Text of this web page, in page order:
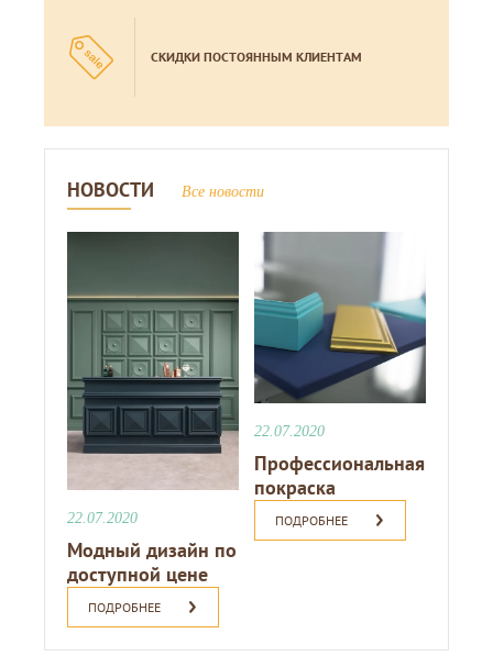
СКИДКИ ПОСТОЯННЫМ КЛИЕНТАМ
НОВОСТИ Все новости
22.07.2020
Модный дизайн по
доступной цене
ПОДРОБНЕЕ
22.07.2020
Профессиональная
покраска
ПОДРОБНЕЕ